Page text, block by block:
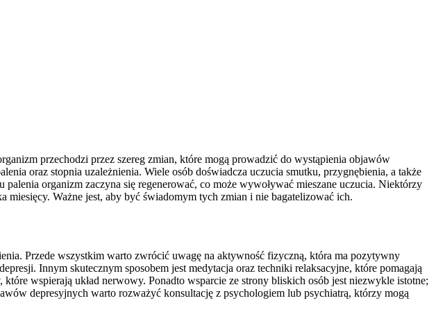
przechodzi przez szereg zmian, które mogą prowadzić do wystąpienia objawów
oraz stopnia uzależnienia. Wiele osób doświadcza uczucia smutku, przygnębienia, a także
organizm zaczyna się regenerować, co może wywoływać mieszane uczucia. Niektórzy
Ważne jest, aby być świadomym tych zmian i nie bagatelizować ich.
Przede wszystkim warto zwrócić uwagę na aktywność fizyczną, która ma pozytywny
Innym skutecznym sposobem jest medytacja oraz techniki relaksacyjne, które pomagają
wspierają układ nerwowy. Ponadto wsparcie ze strony bliskich osób jest niezwykle istotne;
depresyjnych warto rozważyć konsultację z psychologiem lub psychiatrą, którzy mogą